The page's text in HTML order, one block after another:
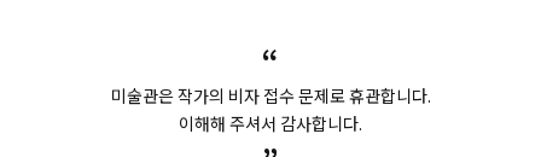
“
미술관은 작가의 비자 접수 문제로 휴관합니다.
이해해 주셔서 감사합니다.